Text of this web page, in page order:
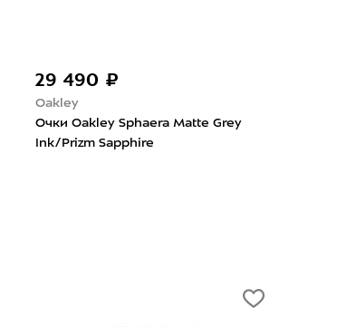
29 490 ₽
Oakley
Очки Oakley Sphaera Matte Grey
Ink/Prizm Sapphire